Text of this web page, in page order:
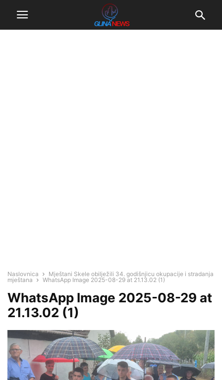
Naslovnica
Mještani Skele obilježili 34. godišnjicu okupacije i stradanja
mještana
WhatsApp Image 2025-08-29 at 21.13.02 (1)
WhatsApp Image 2025-08-29 at
21.13.02 (1)